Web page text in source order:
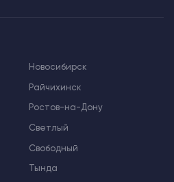
Новосибирск
Райчихинск
Ростов-на-Дону
Светлый
Свободный
Тында